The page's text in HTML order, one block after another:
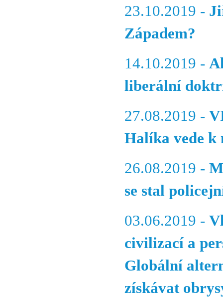
23.10.2019 -
Západem?
14.10.2019 -
liberální
27.08.2019 -
Halíka vede k
26.08.2019 -
se stal
03.06.2019 -
civilizací a
Globální
získávat